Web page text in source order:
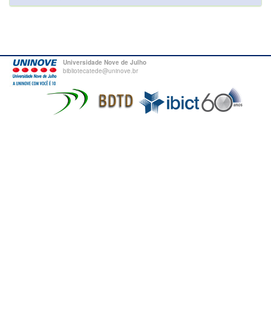
Universidade Nove de Julho
bibliotecatede@uninove.br